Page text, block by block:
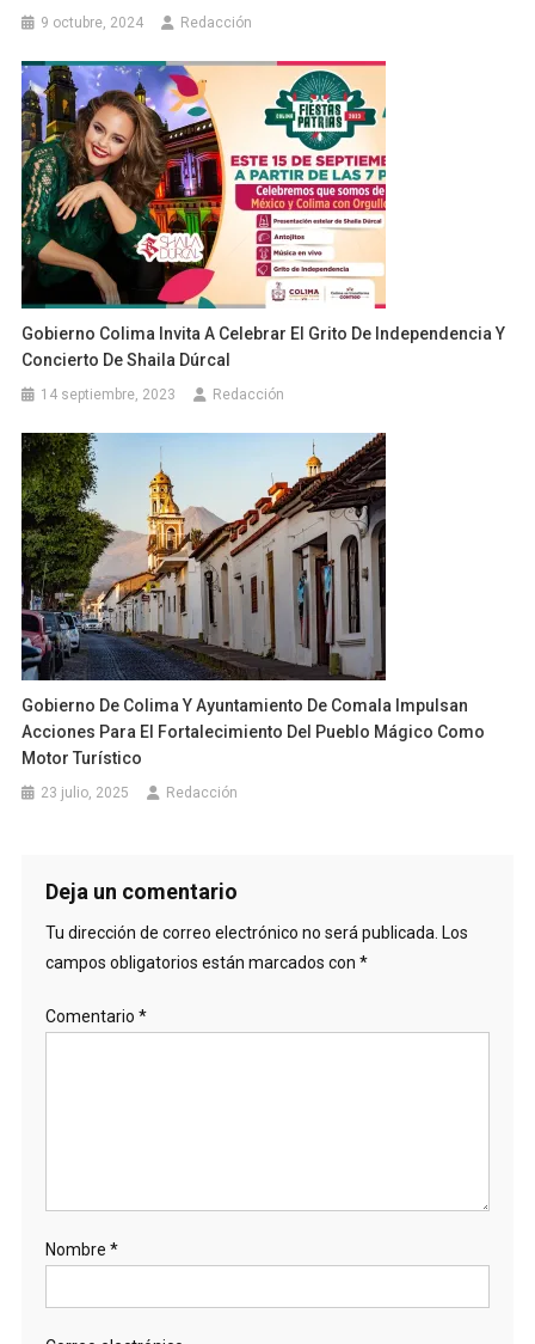
9 octubre, 2024 Redacción
Gobierno Colima Invita A Celebrar El Grito De Independencia Y
Concierto De Shaila Dúrcal
14 septiembre, 2023 Redacción
Gobierno De Colima Y Ayuntamiento De Comala Impulsan
Acciones Para El Fortalecimiento Del Pueblo Mágico Como
Motor Turístico
23 julio, 2025 Redacción
Deja un comentario
Tu dirección de correo electrónico no será publicada. Los
campos obligatorios están marcados con *
Comentario *
Nombre *